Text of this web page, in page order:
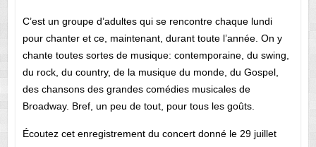
C’est un groupe d’adultes qui se rencontre chaque lundi
pour chanter et ce, maintenant, durant toute l’année. On y
chante toutes sortes de musique: contemporaine, du swing,
du rock, du country, de la musique du monde, du Gospel,
des chansons des grandes comédies musicales de
Broadway. Bref, un peu de tout, pour tous les goûts.
Écoutez cet enregistrement du concert donné le 29 juillet